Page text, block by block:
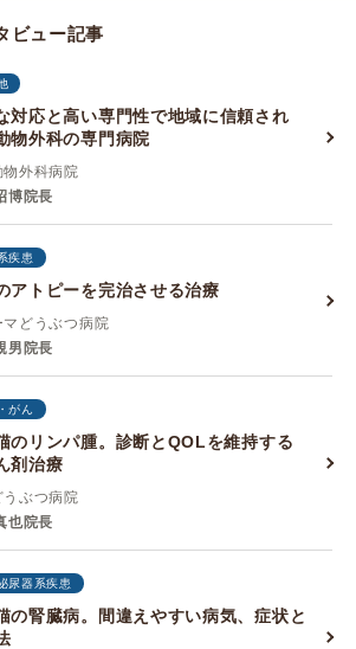
ビュー記事
対応と高い専門性で地域に信頼され
物外科の専門病院
物外科病院
博院長
疾患
アトピーを完治させる治療
マどうぶつ病院
男院長
がん
のリンパ腫。診断とQOLを維持する
剤治療
うぶつ病院
也院長
尿器系疾患
の腎臓病。間違えやすい病気、症状と